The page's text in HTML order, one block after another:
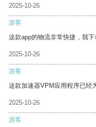
2025-10-26
游客
这款app的物流非常快捷，我下
2025-10-26
游客
这款加速器VPM应用程序已经
2025-10-26
游客